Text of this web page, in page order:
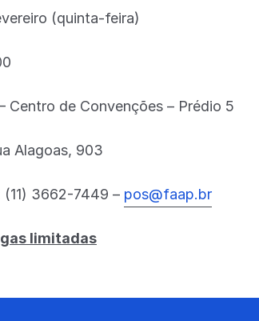
(quinta-feira)
Centro de Convenções – Prédio 5
Alagoas, 903
(11) 3662-7449 – pos@faap.br
limitadas